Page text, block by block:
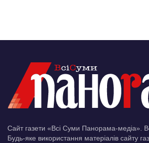
Сайт газети «Всі Суми Панорама-медіа».
Будь-яке використання матеріалів сайту